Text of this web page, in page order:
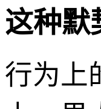
这种默
行为上